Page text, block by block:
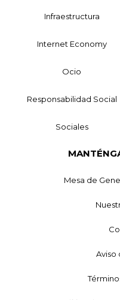
Infraestructura
Internet Economy
Ocio
Responsabilidad Social
Sociales
Mesa de
Aviso